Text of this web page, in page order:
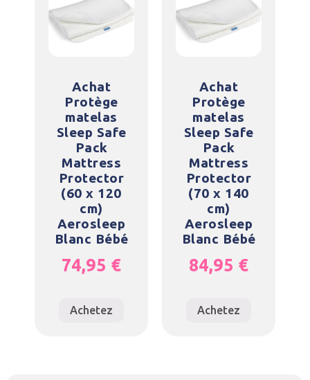
Achat
Protège
matelas
Sleep Safe
Pack
Mattress
Protector
(60 x 120
cm)
Aerosleep
Blanc Bébé
74,95 €
Achetez
Achat
Protège
matelas
Sleep Safe
Pack
Mattress
Protector
(70 x 140
cm)
Aerosleep
Blanc Bébé
84,95 €
Achetez